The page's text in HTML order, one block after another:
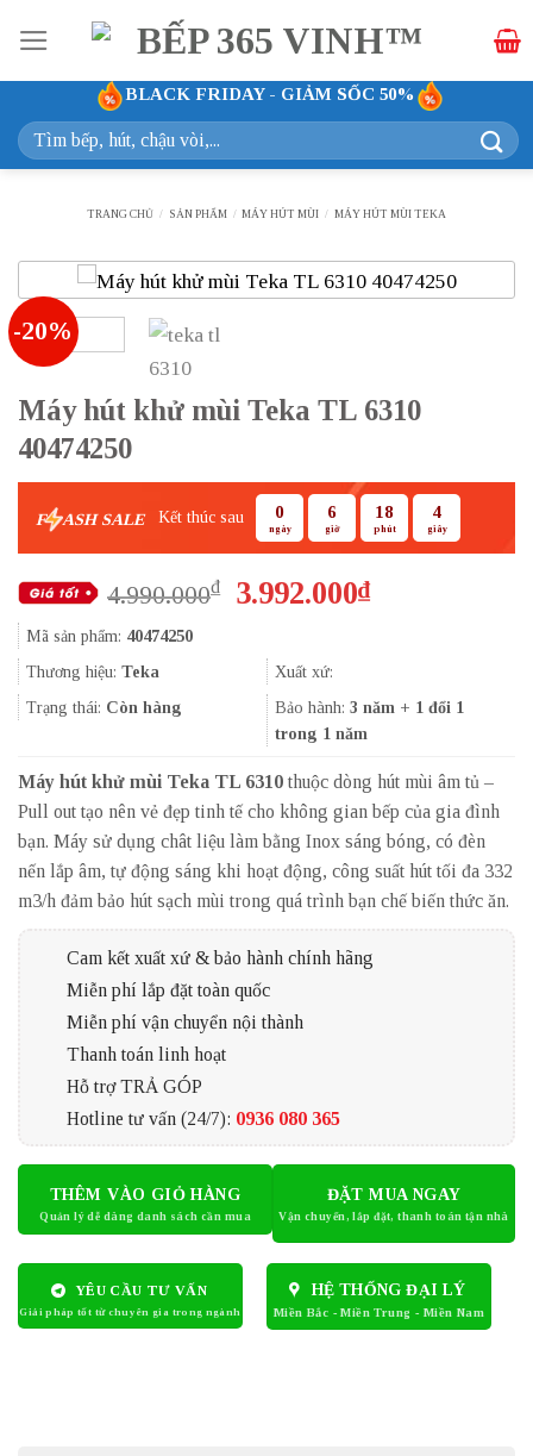
qua
nội
dung
BLACK FRIDAY - GIẢM SỐC 50%
Tìm
kiếm:
TRANG CHỦ / SẢN PHẨM / MÁY HÚT MÙI / MÁY HÚT MÙI TEKA
-20%
Máy hút khử mùi Teka TL 6310
40474250
F ASH SALE Kết thúc sau 0
ngày
6
giờ
18
phút
3
giây
4.990.000₫
Giá
4.990.000₫.
3.992.000₫Giá
3.992.000₫.
Mã sản phẩm: 40474250
Thương hiệu: Teka
Xuất xứ:
Trạng thái: Còn hàng Bảo hành: 3 năm + 1 đổi 1
trong 1 năm
Máy hút khử mùi Teka TL 6310 thuộc dòng hút mùi âm tủ –
Pull out tạo nên vẻ đẹp tinh tế cho không gian bếp của gia đình
bạn. Máy sử dụng chât liệu làm bằng Inox sáng bóng, có đèn
nến lắp âm, tự động sáng khi hoạt động, công suất hút tối đa 332
m3/h đảm bảo hút sạch mùi trong quá trình bạn chế biến thức ăn.
Cam kết xuất xứ & bảo hành chính hãng
Miễn phí lắp đặt toàn quốc
Miễn phí vận chuyển nội thành
Thanh toán linh hoạt
Hỗ trợ TRẢ GÓP
Hotline tư vấn (24/7): 0936 080 365
THÊM VÀO GIỎ HÀNG ĐẶT MUA NGAY
YÊU CẦU TƯ VẤN HỆ THỐNG ĐẠI LÝ